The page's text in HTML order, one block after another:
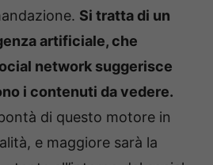
Si tratta di un
artificiale, che
network suggerisce
i contenuti da vedere.
di questo motore in
e maggiore sarà la